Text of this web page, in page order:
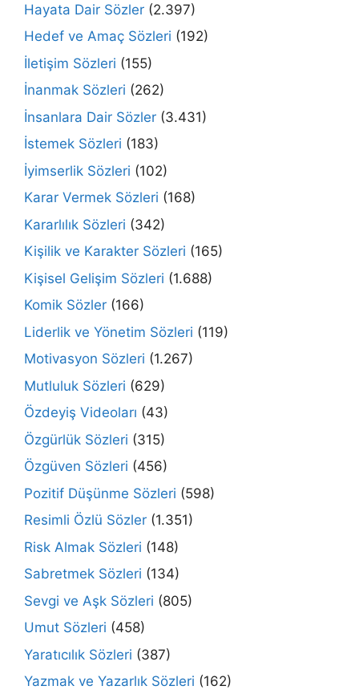
Hayata Dair Sözler (2.397)
Hedef ve Amaç Sözleri (192)
İletişim Sözleri (155)
İnanmak Sözleri (262)
İnsanlara Dair Sözler (3.431)
İstemek Sözleri (183)
İyimserlik Sözleri (102)
Karar Vermek Sözleri (168)
Kararlılık Sözleri (342)
Kişilik ve Karakter Sözleri (165)
Kişisel Gelişim Sözleri (1.688)
Komik Sözler (166)
Liderlik ve Yönetim Sözleri (119)
Motivasyon Sözleri (1.267)
Mutluluk Sözleri (629)
Özdeyiş Videoları (43)
Özgürlük Sözleri (315)
Özgüven Sözleri (456)
Pozitif Düşünme Sözleri (598)
Resimli Özlü Sözler (1.351)
Risk Almak Sözleri (148)
Sabretmek Sözleri (134)
Sevgi ve Aşk Sözleri (805)
Umut Sözleri (458)
Yaratıcılık Sözleri (387)
Yazmak ve Yazarlık Sözleri (162)